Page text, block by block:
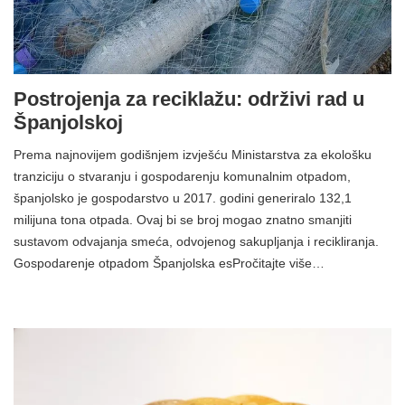
Postrojenja za reciklažu: održivi rad u
Španjolskoj
Prema najnovijem godišnjem izvješću Ministarstva za ekološku
tranziciju o stvaranju i gospodarenju komunalnim otpadom,
španjolsko je gospodarstvo u 2017. godini generiralo 132,1
milijuna tona otpada. Ovaj bi se broj mogao znatno smanjiti
sustavom odvajanja smeća, odvojenog sakupljanja i recikliranja.
Gospodarenje otpadom Španjolska esPročitajte više…